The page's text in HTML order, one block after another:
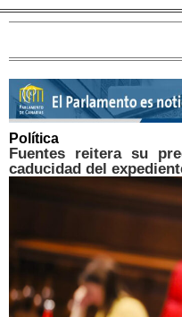
Política
Fuentes reitera su
caducidad del